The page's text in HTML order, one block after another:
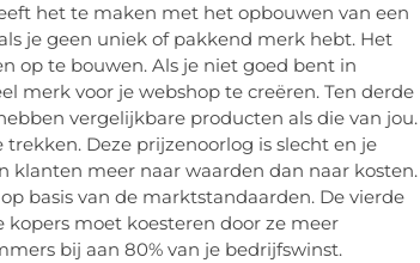
het te maken met het opbouwen van een
je geen uniek of pakkend merk hebt. Het
op te bouwen. Als je niet goed bent in
merk voor je webshop te creëren. Ten derde
vergelijkbare producten als die van jou.
Deze prijzenoorlog is slecht en je
meer naar waarden dan naar kosten.
basis van de marktstandaarden. De vierde
moet koesteren door ze meer
bij aan 80% van je bedrijfswinst.